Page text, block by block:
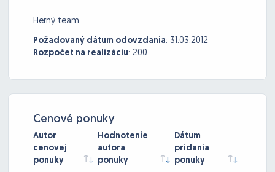
Herný team
Požadovaný dátum odovzdania: 31.03.2012
Rozpočet na realizáciu: 200
Cenové ponuky
Autor
cenovej
ponuky
Hodnotenie
autora
ponuky
Dátum
pridania
ponuky